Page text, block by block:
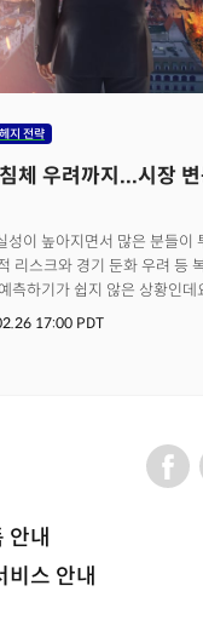
헤지 전략
체 우려까지...시장 변
성이 높아지면서 많은 분들이
리스크와 경기 둔화 우려 등
측하기가 쉽지 않은 상황인데
부 효율성 부서(DOGE)로 인
.오늘은 변동성 장세에서 투자
더 깊이있게 살펴보겠습니다.
17:00 PDT
안내
비스 안내